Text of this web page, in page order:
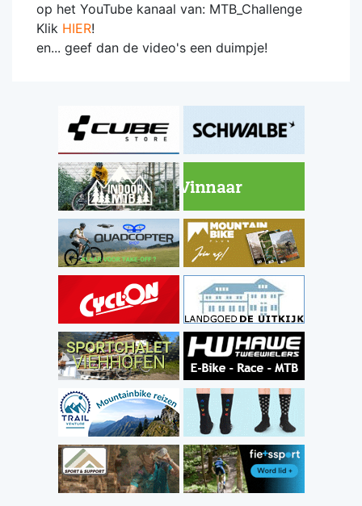
op het YouTube kanaal van: MTB_Challenge
Klik HIER!
en... geef dan de video's een duimpje!